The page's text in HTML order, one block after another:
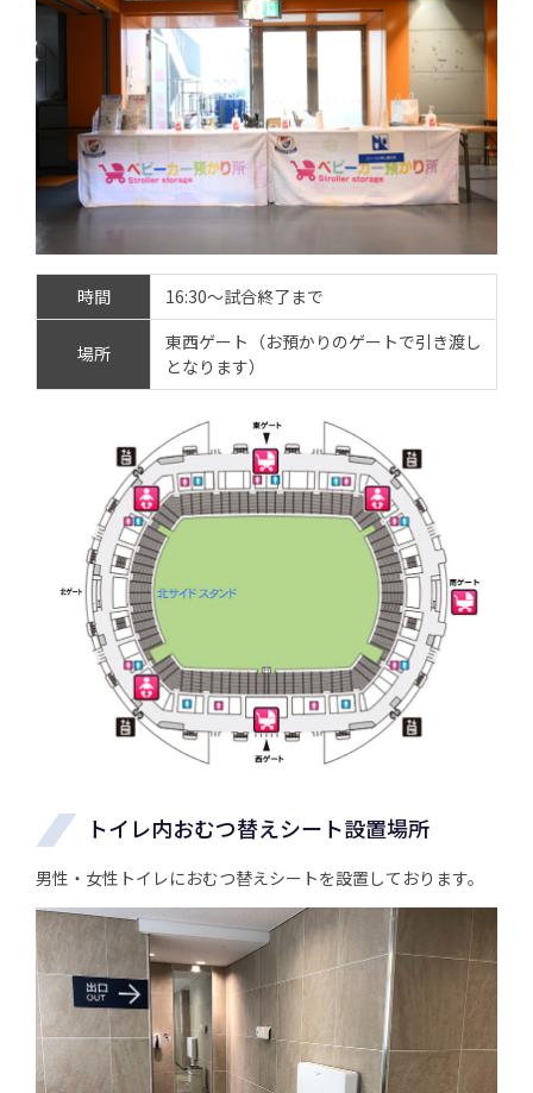
時間 16:30～試合終了まで
場所
東西ゲート（お預かりのゲートで引き渡し
となります）
トイレ内おむつ替えシート設置場所
男性・女性トイレにおむつ替えシートを設置しております。